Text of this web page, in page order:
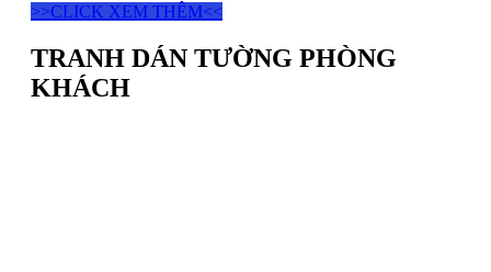
>>CLICK XEM THÊM<<
TRANH DÁN TƯỜNG PHÒNG
KHÁCH